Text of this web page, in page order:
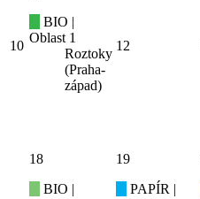
10
BIO |
Oblast 1
Roztoky
(Praha-
západ)
12
18
BIO |
19
PAPÍR |